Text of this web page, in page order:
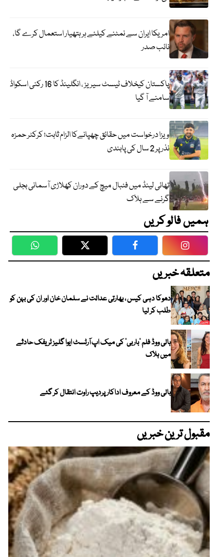
امریکا ایران سے نمٹنے کیلئے ہر ہتھیار استعمال کرے گا،
نائب صدر
پاکستان کیخلاف ٹیسٹ سیریز ، انگلینڈ کا 16 رکنی اسکواڈ
سامنے آ گیا
ویزا درخواست میں حقائق چھپانےکا الزام ثابت؛ کرکٹر حمزہ
نذر پر 2 سال کی پابندی
تھائی لینڈ میں فٹبال میچ کے دوران کھلاڑی آسمانی بجلی
گرنے سے ہلاک
ہمیں فالو کریں
WhatsApp Twitter Facebook
متعلقہ خبریں
دھوکا دہی کیس ، بھارتی عدالت نے سلمان خان اور ان کی بہن کو
طلب کر لیا
ہالی ووڈ فلم ’باربی‘ کی میک اپ آرٹسٹ ایوا گلیز ٹریفک حادثے
میں ہلاک
بالی ووڈ کے معروف اداکار پردیپ راوت انتقال کر گئے
مقبول ترین خبریں